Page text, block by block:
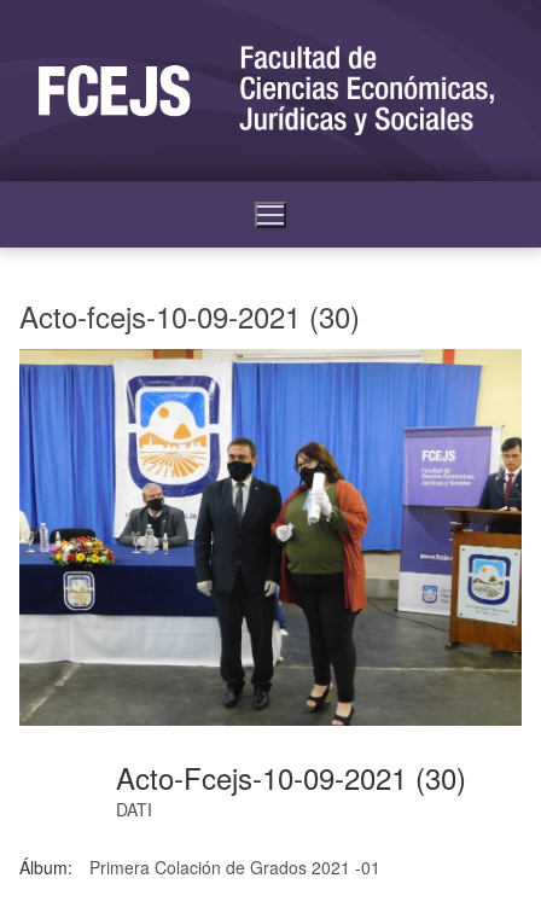
Acto-fcejs-10-09-2021 (30)
Acto-Fcejs-10-09-2021 (30)
DATI
Álbum: Primera Colación de Grados 2021 -01